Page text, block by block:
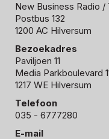
New Business Radio /
Postbus 132
1200 AC Hilversum
Bezoekadres
Paviljoen 11
Media Parkboulevard
1217 WE Hilversum
Telefoon
035 - 6777280
E-mail